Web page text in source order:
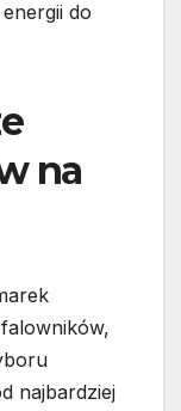
do
na
najbardziej